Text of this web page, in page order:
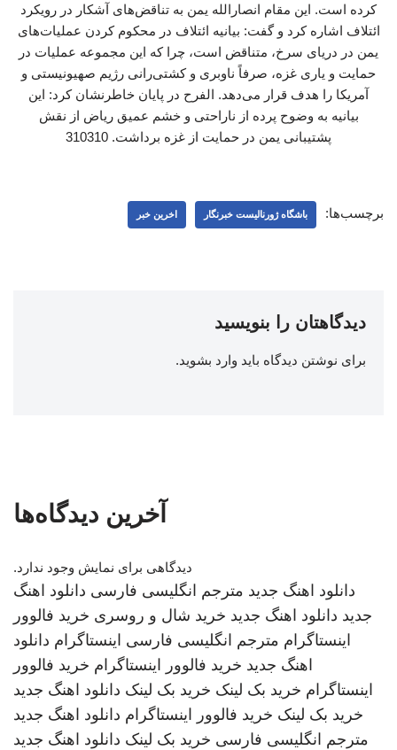
کرده است. این مقام انصارالله یمن به تناقض‌های آشکار در رویکرد
ائتلاف اشاره کرد و گفت: بیانیه ائتلاف در محکوم کردن عملیات‌های
یمن در دریای سرخ، متناقض است، چرا که این مجموعه عملیات‌ در
حمایت و یاری غزه، صرفاً ناوبری و کشتی‌رانی رژیم صهیونیستی و
آمریکا را هدف قرار می‌دهد. الفرح در پایان خاطرنشان کرد: این
بیانیه به وضوح پرده از ناراحتی و خشم عمیق ریاض از نقش
پشتیبانی یمن در حمایت از غزه برداشت. 310310
برچسب‌ها: باشگاه ژورنالیست خبرنگار اخرین خبر
دیدگاهتان را بنویسید
برای نوشتن دیدگاه باید وارد بشوید.
آخرین دیدگاه‌ها
دیدگاهی برای نمایش وجود ندارد.
دانلود اهنگ جدید مترجم انگلیسی فارسی دانلود اهنگ
جدید دانلود اهنگ جدید خرید شال و روسری خرید فالوور
اینستاگرام مترجم انگلیسی فارسی اینستاگرام دانلود
اهنگ جدید خرید فالوور اینستاگرام خرید فالوور
اینستاگرام خرید بک لینک خرید بک لینک دانلود اهنگ جدید
خرید بک لینک خرید فالوور اینستاگرام دانلود اهنگ جدید
مترجم انگلیسی فارسی خرید بک لینک دانلود اهنگ جدید